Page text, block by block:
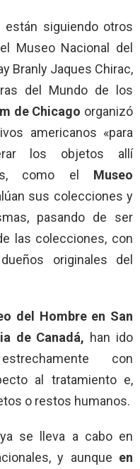
están siguiendo otros
Museo Nacional del
Branly Jaques Chirac,
del Mundo de los
de Chicago organizó
americanos «para
los objetos allí
como el Museo
sus colecciones y
pasando de ser
las colecciones, con
originales del
del Hombre en San
de Canadá, han ido
con
al tratamiento e,
o restos humanos.
se lleva a cabo en
y aunque en